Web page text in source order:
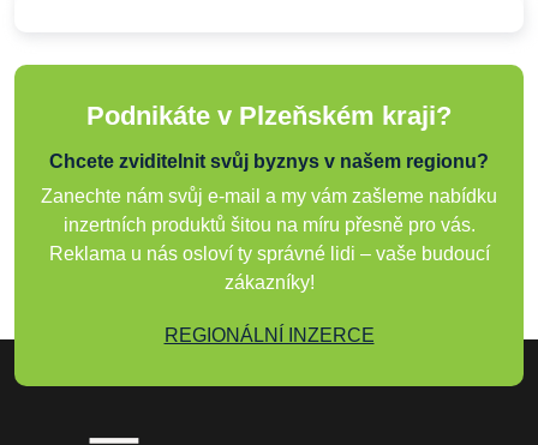
Podnikáte v Plzeňském kraji?
Chcete zviditelnit svůj byznys v našem regionu?
Zanechte nám svůj e-mail a my vám zašleme nabídku
inzertních produktů šitou na míru přesně pro vás.
Reklama u nás osloví ty správné lidi – vaše budoucí
zákazníky!
REGIONÁLNÍ INZERCE